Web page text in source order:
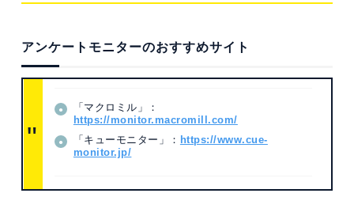
アンケートモニターのおすすめサイト
「マクロミル」：
https://monitor.macromill.com/
「キューモニター」： https://www.cue-
monitor.jp/